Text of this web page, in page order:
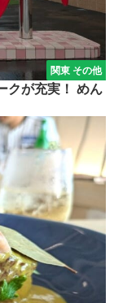
関東 その他
クが充実！ めん